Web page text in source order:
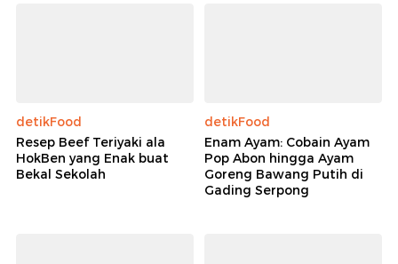
detikFood
Resep Beef Teriyaki ala
HokBen yang Enak buat
Bekal Sekolah
detikFood
Enam Ayam: Cobain Ayam
Pop Abon hingga Ayam
Goreng Bawang Putih di
Gading Serpong